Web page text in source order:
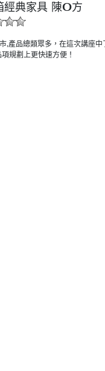
經典家具 陳O方
,產品總類眾多，在這次講座
規劃上更快速方便！